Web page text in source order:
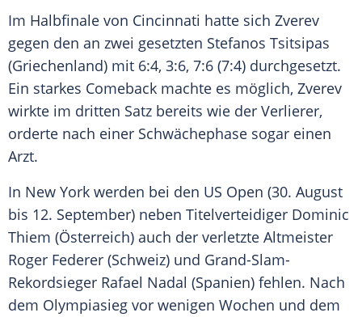
Im Halbfinale von Cincinnati hatte sich Zverev
gegen den an zwei gesetzten Stefanos Tsitsipas
(Griechenland) mit 6:4, 3:6, 7:6 (7:4) durchgesetzt.
Ein starkes Comeback machte es möglich, Zverev
wirkte im dritten Satz bereits wie der Verlierer,
orderte nach einer Schwächephase sogar einen
Arzt.
In New York werden bei den US Open (30. August
bis 12. September) neben Titelverteidiger Dominic
Thiem (Österreich) auch der verletzte Altmeister
Roger Federer (Schweiz) und Grand-Slam-
Rekordsieger Rafael Nadal (Spanien) fehlen. Nach
dem Olympiasieg vor wenigen Wochen und dem